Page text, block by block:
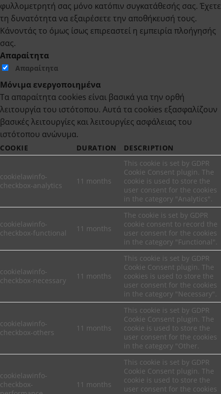
φυλλομετρητή σας μόνο κατόπιν συγκατάθεσής σας. Έχετε
τη δυνατότητα να εξαιρέσετε την αποθήκευσή τους.
Κάνοντάς το όμως ίσως επιρεαστεί η εμπειρία πλοήγησής
σας.
Απαραίτητα
Απαραίτητα
Μόνιμα ενεργοποιημένα
Τα απαραίτητα cookies είναι βασικά για την ορθή
λειτουργία του ιστότοπου. Αυτά τα cookies εξασφαλίζουν
βασικές λειτουργίες και λειτουργίες ασφάλειας του
ιστότοπου ανώνυμα.
COOKIE DURATION DESCRIPTION
cookielawinfo-
checkbox-analytics
11 months
This cookie is set by GDPR
Cookie Consent plugin. The
cookie is used to store the
user consent for the cookies
in the category "Analytics".
cookielawinfo-
checkbox-functional
11 months
The cookie is set by GDPR
cookie consent to record the
user consent for the cookies
in the category "Functional".
cookielawinfo-
checkbox-necessary
11 months
This cookie is set by GDPR
Cookie Consent plugin. The
cookies is used to store the
user consent for the cookies
in the category "Necessary".
cookielawinfo-
checkbox-others
11 months
This cookie is set by GDPR
Cookie Consent plugin. The
cookie is used to store the
user consent for the cookies
in the category "Other.
cookielawinfo-
checkbox-
11 months
This cookie is set by GDPR
Cookie Consent plugin. The
cookie is used to store the
user consent for the cookies